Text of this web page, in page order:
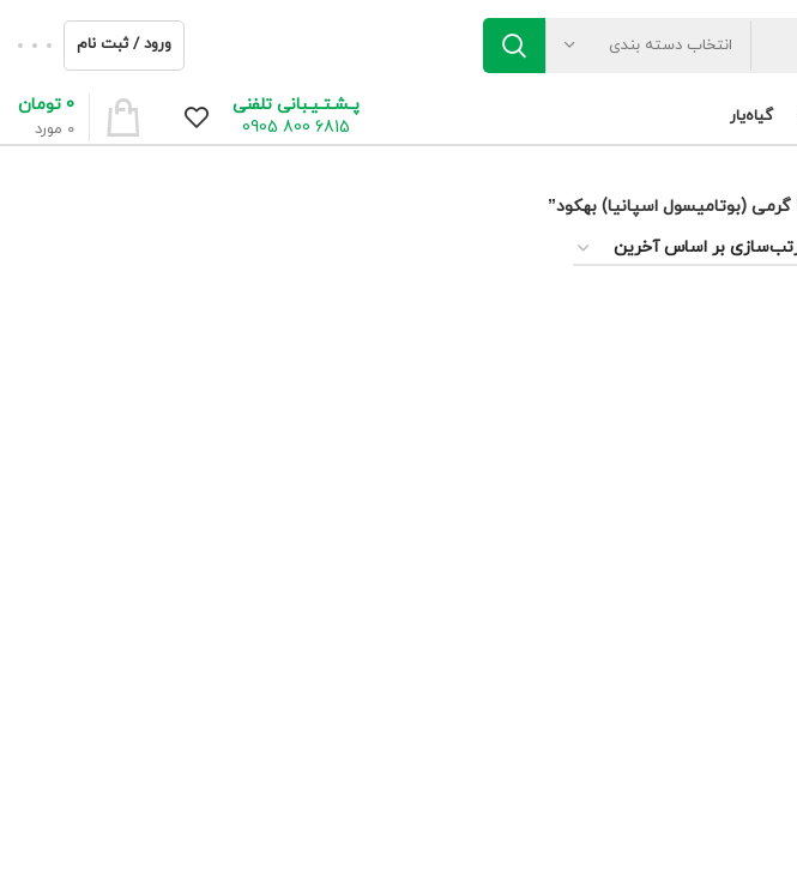
انتخاب دسته بندی ورود / ثبت نام
گیاه‌یار
پـشـتـیـبانی تلفنی
6815 800 0905
0 مورد
0 تومان